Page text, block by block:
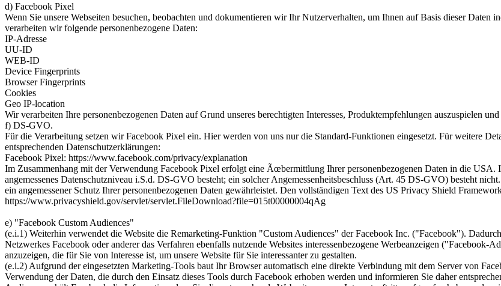
d) Facebook Pixel
Wenn Sie unsere Webseiten besuchen, beobachten und dokumentieren wir Ihr Nutzerverhalten, um Ihnen auf Basis dieser Daten
verarbeiten wir folgende personenbezogene Daten:
IP-Adresse
UU-ID
WEB-ID
Device Fingerprints
Browser Fingerprints
Cookies
Geo IP-location
Wir verarbeiten Ihre personenbezogenen Daten auf Grund unseres berechtigten Interesses, Produktempfehlungen auszuspielen
f) DS-GVO.
Für die Verarbeitung setzen wir Facebook Pixel ein. Hier werden von uns nur die Standard-Funktionen eingesetzt. Für weitere
entsprechenden Datenschutzerklärungen:
Facebook Pixel: https://www.facebook.com/privacy/explanation
Im Zusammenhang mit der Verwendung Facebook Pixel erfolgt eine Ãœbermittlung Ihrer personenbezogenen Daten in die
angemessenes Datenschutzniveau i.S.d. DS-GVO besteht; ein solcher Angemessenheitsbeschluss (Art. 45 DS-GVO) besteht
ein angemessener Schutz Ihrer personenbezogenen Daten gewährleistet. Den vollständigen Text des US Privacy Shield
https://www.privacyshield.gov/servlet/servlet.FileDownload?file=015t00000004qAg
e) "Facebook Custom Audiences"
(e.i.1) Weiterhin verwendet die Website die Remarketing-Funktion "Custom Audiences" der Facebook Inc. ("Facebook").
Netzwerkes Facebook oder anderer das Verfahren ebenfalls nutzende Websites interessenbezogene Werbeanzeigen
anzuzeigen, die für Sie von Interesse ist, um unsere Website für Sie interessanter zu gestalten.
(e.i.2) Aufgrund der eingesetzten Marketing-Tools baut Ihr Browser automatisch eine direkte Verbindung mit dem Server von
Verwendung der Daten, die durch den Einsatz dieses Tools durch Facebook erhoben werden und informieren Sie daher